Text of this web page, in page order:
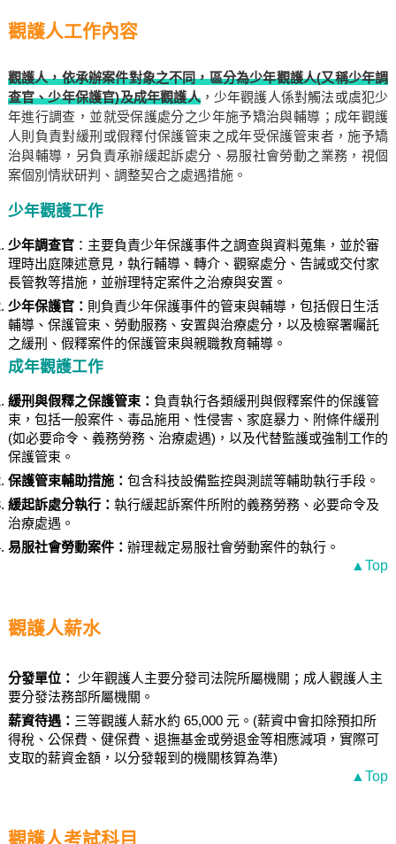
觀護人工作內容
觀護人，依承辦案件對象之不同，區分為少年觀護人(又稱少年調
查官、少年保護官)及成年觀護人，少年觀護人係對觸法或虞犯少
年進行調查，並就受保護處分之少年施予矯治與輔導；成年觀護
人則負責對緩刑或假釋付保護管束之成年受保護管束者，施予矯
治與輔導，另負責承辦緩起訴處分、易服社會勞動之業務，視個
案個別情狀研判、調整契合之處遇措施。
少年觀護工作
少年調查官：主要負責少年保護事件之調查與資料蒐集，並於審
理時出庭陳述意見，執行輔導、轉介、觀察處分、告誡或交付家
長管教等措施，並辦理特定案件之治療與安置。
少年保護官： 則負責少年保護事件的管束與輔導，包括假日生活
輔導、保護管束、勞動服務、安置與治療處分，以及檢察署囑託
之緩刑、假釋案件的保護管束與親職教育輔導。
成年觀護工作
緩刑與假釋之保護管束： 負責執行各類緩刑與假釋案件的保護管
束，包括一般案件、毒品施用、性侵害、家庭暴力、附條件緩刑
(如必要命令、義務勞務、治療處遇)，以及代替監護或強制工作的
保護管束。
保護管束輔助措施： 包含科技設備監控與測謊等輔助執行手段。
緩起訴處分執行： 執行緩起訴案件所附的義務勞務、必要命令及
治療處遇。
易服社會勞動案件： 辦理裁定易服社會勞動案件的執行。
▲Top
觀護人薪水
分發單位： 少年觀護人主要分發司法院所屬機關；成人觀護人主
要分發法務部所屬機關。
薪資待遇： 三等觀護人薪水約 65,000 元。(薪資中會扣除預扣所
得稅、公保費、健保費、退撫基金或勞退金等相應減項，實際可
支取的薪資金額，以分發報到的機關核算為準)
▲Top
觀護人考試科目